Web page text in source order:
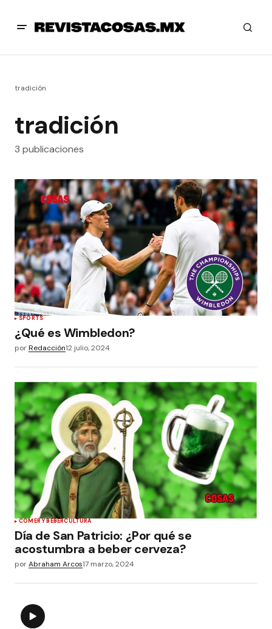
tradición
tradición
3 publicaciones
SPORTS
¿Qué es Wimbledon?
porRedacción12 julio, 2024
COMER Y BEBERCULTURA
Día de San Patricio: ¿Por qué se
acostumbra a beber cerveza?
porAbraham Arcos17 marzo, 2024